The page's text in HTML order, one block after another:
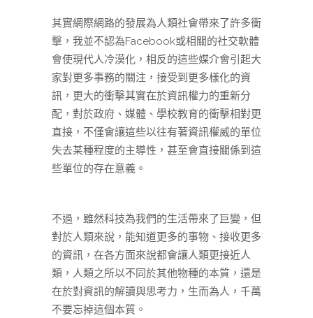
其實網際網路的發展為人類社會帶來了許多衝
擊，我並不認為Facebook或相關的社交軟體
會使現代人冷漠化，相反的這些媒介會引起大
家對更多事務的關注，接受到更多樣化的資
訊，更大的衝擊其實在於資訊權力的重新分
配，對於政府、媒體、學校教育的衝擊相對更
直接，不僅會讓這些以往有著資訊權威的單位
失去某種程度的主導性，甚至會直接關係到這
些單位的存在意義。
不過，雖然科技為我們的生活帶來了巨變，但
對於人類來說，能知道更多的事物、接收更多
的資訊，在各方面來說都會讓人類更接近人
類，人類之所以不同於其他物種的本質，還是
在於對資訊的解讀與思考力，生而為人，千萬
不要忘掉這個本質。